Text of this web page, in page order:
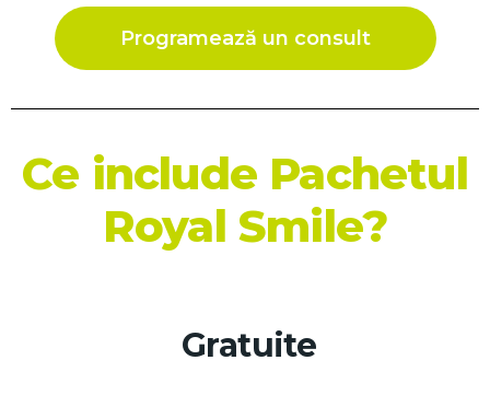
Programează un consult
Ce include Pachetul
Royal Smile?
Gratuite